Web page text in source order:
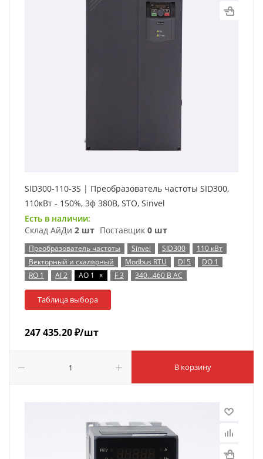
SID300-110-3S | Преобразователь частоты SID300,
110кВт - 150%, 3ф 380В, STO, Sinvel
Есть в наличии:
Склад АйДи 2 шт Поставщик 0 шт
Преобразователь частоты Sinvel SID300
110 кВт
Векторный и скалярный
Modbus RTU DI 5
DO 1
RO 1
AI 2 AO 1 x F 3 340…460 В AC
Таблица выбора
247 435.20₽/шт
В корзину